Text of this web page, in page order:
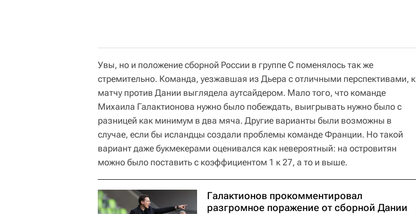
Увы, но и положение сборной России в группе С поменялось так же
стремительно. Команда, уезжавшая из Дьера с отличными перспективами, к
матчу против Дании выглядела аутсайдером. Мало того, что команде
Михаила Галактионова нужно было побеждать, выигрывать нужно было с
разницей как минимум в два мяча. Другие варианты были возможны в
случае, если бы исландцы создали проблемы команде Франции. Но такой
вариант даже букмекерами оценивался как невероятный: на островитян
можно было поставить с коэффициентом 1 к 27, а то и выше.
Галактионов прокомментировал
разгромное поражение от сборной Дании